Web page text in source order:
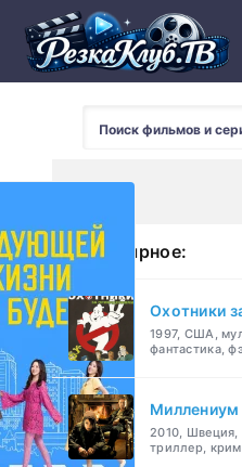
Популярное:
Охотники
1997, США,
фантастика,
Миллениум
2010, Швеция,
триллер,